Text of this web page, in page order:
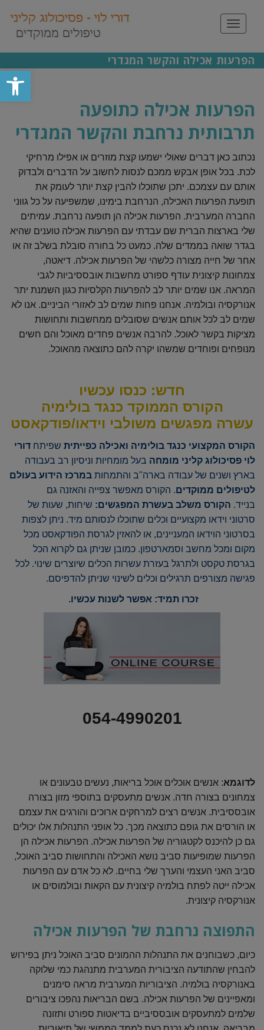
פתח
תפריט
הפרעות אכילה והקשר המגדרי
הפרעות אכילה כתופעה
תרבותית נרחבת והקשר המגדרי
נכתוב כאן דברים שאולי ישמעו קצת מוזרים או אפילו מרחיקי
לכת. בכל אופן אבקש ממכם לנסות לחשוב על הדברים ולבדוק
אותם עם עצמכם. יתכן שתוכלו להבין קצת יותר לעומק את
תופעת הפרעות האכילה, הנרחבת בימינו, שמשפיעה על כל גווני
החברה המערבית. הפרעות אכילה הן תופעה נרחבת. עמיתים
שלי בארצות הברית שם עבדתי עם הפרעות אכילה טוענים שהיא
בגדר שואה בממדים שלה. כמעט כל בחורה סובלת בשלב זה או
אחר של חייה מצורה כלשהי של הפרעות אכילה. דיאטה,
צמחונות קיצונית עודף ספורט מחשבות אובססיביות לגבי
המראה. אנו שמים יותר לב להפרעות הקלסיות כגון השמנת יתר
אנורקסיה ובולמיה. אנחנו פחות שמים לב לאזורי הביניים. אנו לא
שמים לב לכל אותם אנשים שסובלים ממחשבות ותחושות
מציקות בקשר לאוכל. להרבה אנשים פחדים מאוכל והם חשים
מנופחים ופוחדים שמשהו יקרה להם כתוצאה מהאוכל.
חדש: כנסו עכשיו
הקורס הממוקד כנגד בולימיה
עשרה מפגשים משולבי וידאו/פודקאסט
הקורס המקצועי כנגד בולימיה ואכילה כפייתית שפיתח דורי
לוי פסיכולוג קליני מומחה בעל מומחיות וניסיון רב בעבודה
בארץ ושנים של עבודה בארה"ב והתמחות במרכז הידוע בעולם
לטיפולים ממוקדים. הקורס מאפשר צפייה והאזנה גם
בנייד. הקורס משלב בעשרת המפגשים: שיחות, שעות של
סרטוני וידאו מקצועיים וכלים שתוכלו לנסותם מיד. ניתן לצפות
בסרטוני הוידאו המעניינים, או להאזין לגרסת הפודקאסט מכל
מקום ומכל מחשב וסמארטפון. כמובן שניתן גם לקרוא הכל
בגרסת טקסט ולתרגל בעזרת עשרות הכלים שיוצרים שינוי. לכל
פגישה מצורפים תרגילים וכלים לשינוי שניתן להדפיסם.
זכרו תמיד: אפשר לשנות עכשיו.
054-4990201
לדוגמא: אנשים אוכלים אוכל בריאות, נעשים טבעונים או
צמחונים בצורה חדה. אנשים מתעסקים בתוספי מזון בצורה
אובססיבית. אנשים רצים למרחקים ארוכים והורגים את עצמם
או הורסים את גופם כתוצאה מכך. כל אופני התנהלות אלו יכולים
גם כן להיכנס לקטגוריה של הפרעות אכילה. הפרעות אכילה הן
הפרעות שמופיעות סביב נושא האכילה והתחושות סביב האוכל,
סביב האני העצמי והערך שלי בחיים. לא כל אדם עם הפרעות
אכילה ייטה לפתח בולמיה קיצונית עם הקאות ובולמוסים או
אנורקסיה קיצונית.
התפוצה נרחבת של הפרעות אכילה
כיום, כשבוחנים את התנהלות ההמונים סביב האוכל ניתן בפירוש
להבחין שהתודעה הציבורית המערבית מתנהגת כמי שלוקה
באנורקסיה בולמיה. הציבוריות המערבית מראה סימנים
ומאפיינים של הפרעות אכילה. בשם הבריאות נהפכו ציבורים
שלמים למתעסקים אובססיביים בדיאטות ספורט ותזונה